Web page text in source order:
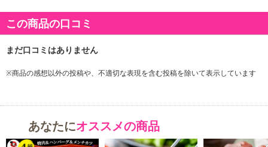
この商品の口コミ
※商品の感想以外の投稿や、不適切な表現を含む投稿を除いて表示しています
あなたにオススメの商品